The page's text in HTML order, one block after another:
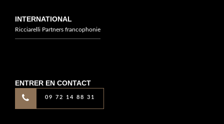
INTERNATIONAL
Ricciarelli Partners francophonie
ENTRER EN CONTACT
09 72 14 88 31